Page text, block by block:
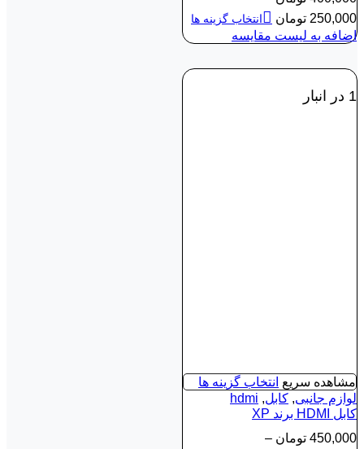
250,000 تومان انتخاب گزینه ها
اضافه به لیست مقایسه
1 در انبار
مشاهده سریع انتخاب گزینه ها
لوازم جانبی, کابل,
hdmi
کابل HDMI برند XP
450,000 تومان –